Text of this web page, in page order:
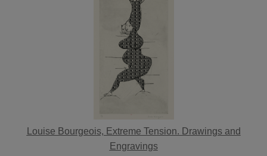
Louise Bourgeois, Extreme Tension. Drawings and
Engravings